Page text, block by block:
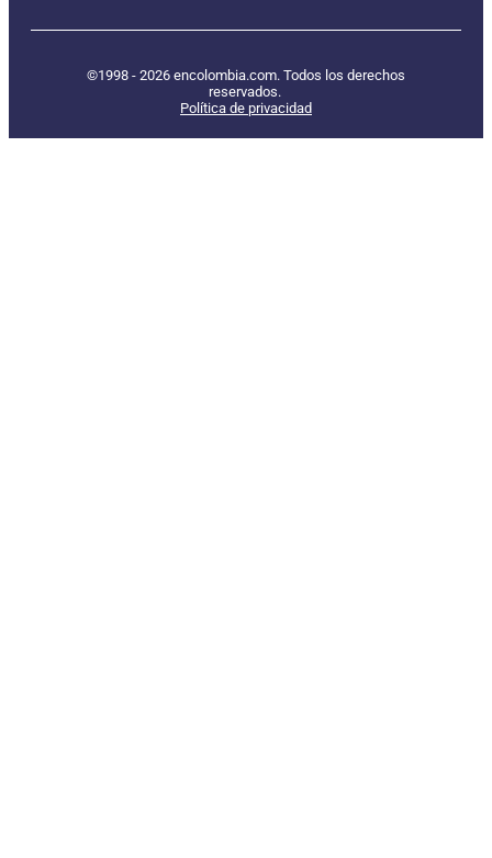
©1998 - 2026 encolombia.com. Todos los derechos
reservados.
Política de privacidad